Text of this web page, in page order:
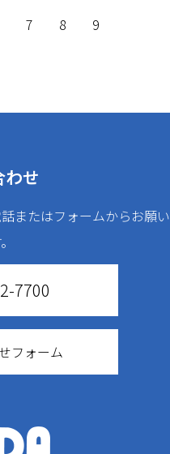
7 8 9
わせ
またはフォームからお願い
7700
フォーム